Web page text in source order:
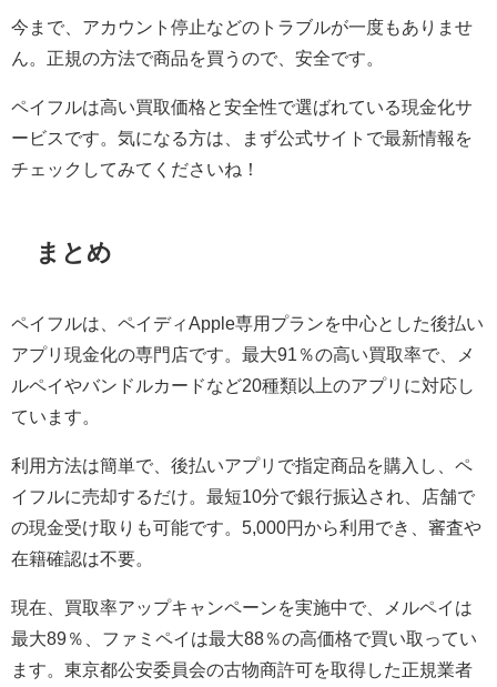
今まで、アカウント停止などのトラブルが一度もありませ
ん。正規の方法で商品を買うので、安全です。
ペイフルは高い買取価格と安全性で選ばれている現金化サ
ービスです。気になる方は、まず公式サイトで最新情報を
チェックしてみてくださいね！
まとめ
ペイフルは、ペイディApple専用プランを中心とした後払い
アプリ現金化の専門店です。最大91％の高い買取率で、メ
ルペイやバンドルカードなど20種類以上のアプリに対応し
ています。
利用方法は簡単で、後払いアプリで指定商品を購入し、ペ
イフルに売却するだけ。最短10分で銀行振込され、店舗で
の現金受け取りも可能です。5,000円から利用でき、審査や
在籍確認は不要。
現在、買取率アップキャンペーンを実施中で、メルペイは
最大89％、ファミペイは最大88％の高価格で買い取ってい
ます。東京都公安委員会の古物商許可を取得した正規業者